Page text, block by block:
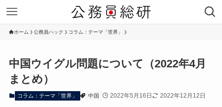
ホーム 公務員ハック コラム：テーマ「世界」
中国ウイグル問題について（2022年4月
まとめ）
コラム：テーマ「世界」 中国 2022年5月16日 2022年12月12日